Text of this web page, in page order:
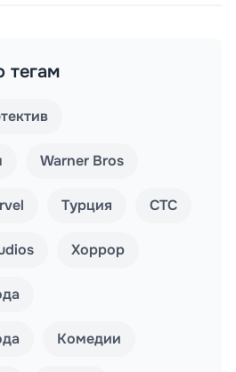
тегам
Warner Bros
Турция СТС
Хоррор
Комедии